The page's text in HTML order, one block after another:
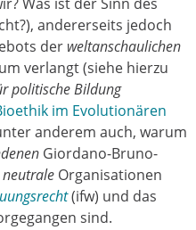
andererseits jedoch
der weltanschaulichen
verlangt (siehe hierzu
politische Bildung
im Evolutionären
anderem auch, warum
Giordano-Bruno-
Organisationen
(ifw) und das
sind.